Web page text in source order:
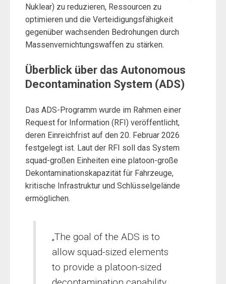
Nuklear) zu reduzieren, Ressourcen zu
optimieren und die Verteidigungsfähigkeit
gegenüber wachsenden Bedrohungen durch
Massenvernichtungswaffen zu stärken.
Überblick über das Autonomous
Decontamination System (ADS)
Das ADS-Programm wurde im Rahmen einer
Request for Information (RFI) veröffentlicht,
deren Einreichfrist auf den 20. Februar 2026
festgelegt ist. Laut der RFI soll das System
squad-großen Einheiten eine platoon-große
Dekontaminationskapazität für Fahrzeuge,
kritische Infrastruktur und Schlüsselgelände
ermöglichen.
„The goal of the ADS is to
allow squad-sized elements
to provide a platoon-sized